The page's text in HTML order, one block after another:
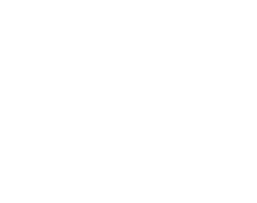
引导卷无损